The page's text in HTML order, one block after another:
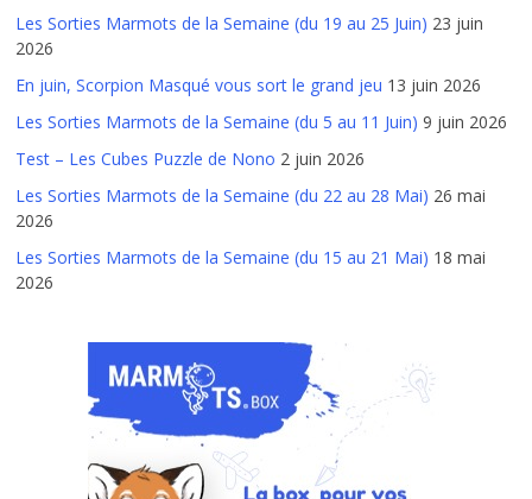
Les Sorties Marmots de la Semaine (du 19 au 25 Juin) 23 juin
2026
En juin, Scorpion Masqué vous sort le grand jeu 13 juin 2026
Les Sorties Marmots de la Semaine (du 5 au 11 Juin) 9 juin 2026
Test – Les Cubes Puzzle de Nono 2 juin 2026
Les Sorties Marmots de la Semaine (du 22 au 28 Mai) 26 mai
2026
Les Sorties Marmots de la Semaine (du 15 au 21 Mai) 18 mai
2026